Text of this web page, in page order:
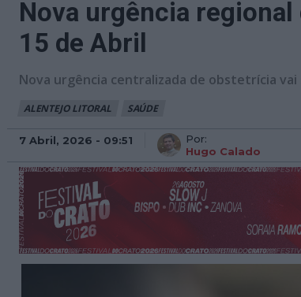
Nova urgência
15 de Abril
Nova urgência centralizada de obstetrícia
ALENTEJO LITORAL SAÚDE
7 Abril, 2026 - 09:51
Por:
Hugo Calado